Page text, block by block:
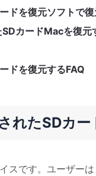
ドを復元ソフトで
カードMacを復元
ドを復元するFAQ
れたSDカー
スです。ユーザー